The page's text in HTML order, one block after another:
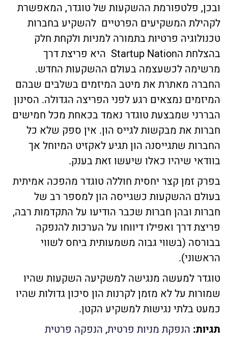
ובכן, פלטפורמת ההשקעות של טוגדר, המאפשרת
לקהילת המשקיעים הפרטיים להשקיע בחברות
טכנולוגיה פרטיות בתמורה למניות ולקחת חלק
בהצלחת הStartup Nation היא פריצת דרך
מרשימה לכשעצמה בעולם ההשקעות החדש.
החברה מאתרת את מיטב המיזמים בשלבים שבהם
המיזמים נמצאים רגע לפני הפריצה הגדולה. הסינון
הבררני שמבצעת טוגדר נאמד בכאחת מכל חמישים
חברות את מבקשות לגייס הון. אין ספק שלא כל
החברות שתגייסנה הון תגיע לאקזיט המיוחל אך
בוודאי שיהיו כאלו שיעשו זאת בענק.
בפרק זמן קצר יחסית חוללה טוגדר מהפכה אמיתית
בעולם ההשקעות כשגייסה הון למספר רב של
חברות ובהן חברות שכבר הודיעו על התקדמות רבה,
פריצת דרך ואפילו דיווחו על הערכות להנפקה
בבורסה (בשווי גבוה משמעותית ביחס לשווי
הראשוני).
טוגדר למעשה מנגישה למשקיעה השקעות שהיו
שמורות על לא מזמן לקרנות הון סיכון גדולות שהיו
כמעט בלתי נגישות למשקיע הקטן.
תגיות: הנפקת מניות פרטית, הנפקה פרטית